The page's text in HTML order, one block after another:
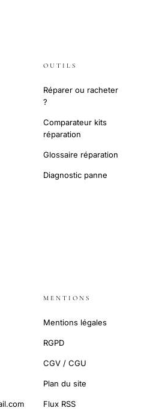
OUTILS
Réparer ou racheter
?
Comparateur kits
réparation
Glossaire réparation
Diagnostic panne
MENTIONS
Mentions légales
RGPD
CGV / CGU
Plan du site
Flux RSS